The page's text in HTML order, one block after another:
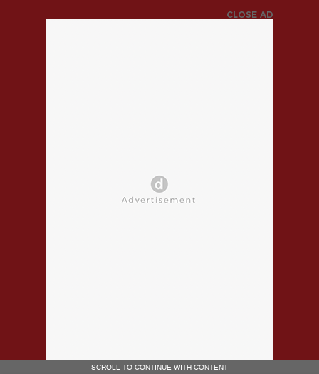
CLOSE AD
SCROLL TO CONTINUE WITH CONTENT